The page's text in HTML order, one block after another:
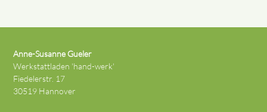
Anne-Susanne Gueler
Werkstattladen 'hand-werk'
Fiedelerstr. 17
30519 Hannover